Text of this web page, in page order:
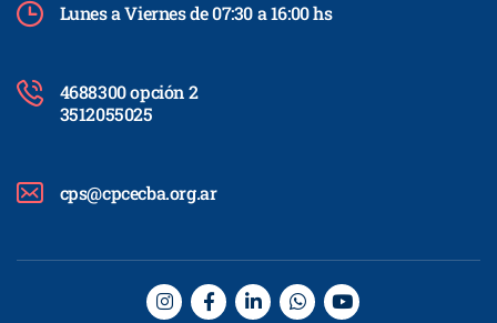
Lunes a Viernes de 07:30 a 16:00 hs
4688300 opción 2
3512055025
cps@cpcecba.org.ar